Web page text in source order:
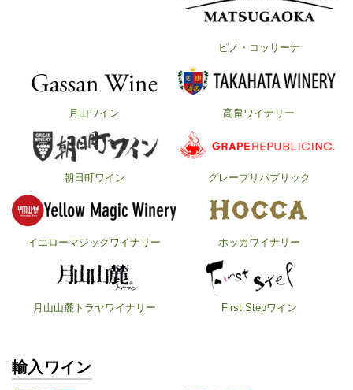
ピノ・コッリーナ
月山ワイン 高畠ワイナリー
朝日町ワイン グレープリパブリック
イエローマジックワイナリー ホッカワイナリー
月山山麓トラヤワイナリー First Stepワイン
輸入ワイン